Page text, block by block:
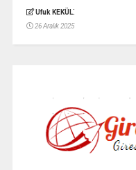
Ufuk KEKÜL:
26 Aralık 2025